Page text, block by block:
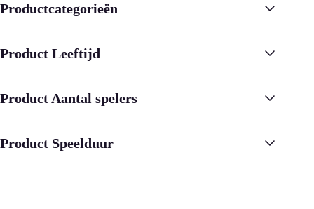
Productcategorieën
Product Leeftijd
Product Aantal spelers
Product Speelduur